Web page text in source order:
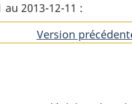
2013-12-11 :
Version